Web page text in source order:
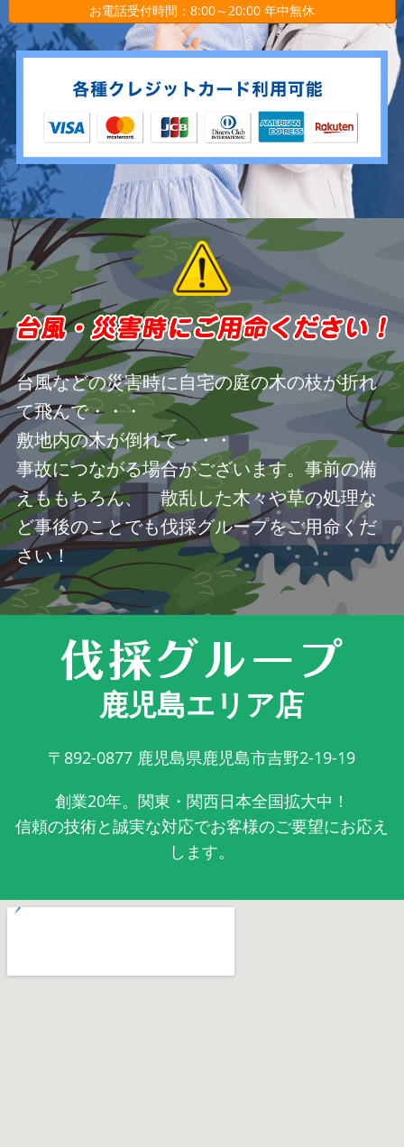
お電話受付時間：8:00～20:00 年中無休
台風などの災害時に自宅の庭の木の枝が折れ
て飛んで・・・
敷地内の木が倒れて・・・
事故につながる場合がございます。事前の備
えももちろん、 散乱した木々や草の処理な
ど事後のことでも伐採グループをご用命くだ
さい！
鹿児島エリア店
〒892-0877 鹿児島県鹿児島市吉野2-19-19
創業20年。関東・関西日本全国拡大中！
信頼の技術と誠実な対応でお客様のご要望にお応え
します。